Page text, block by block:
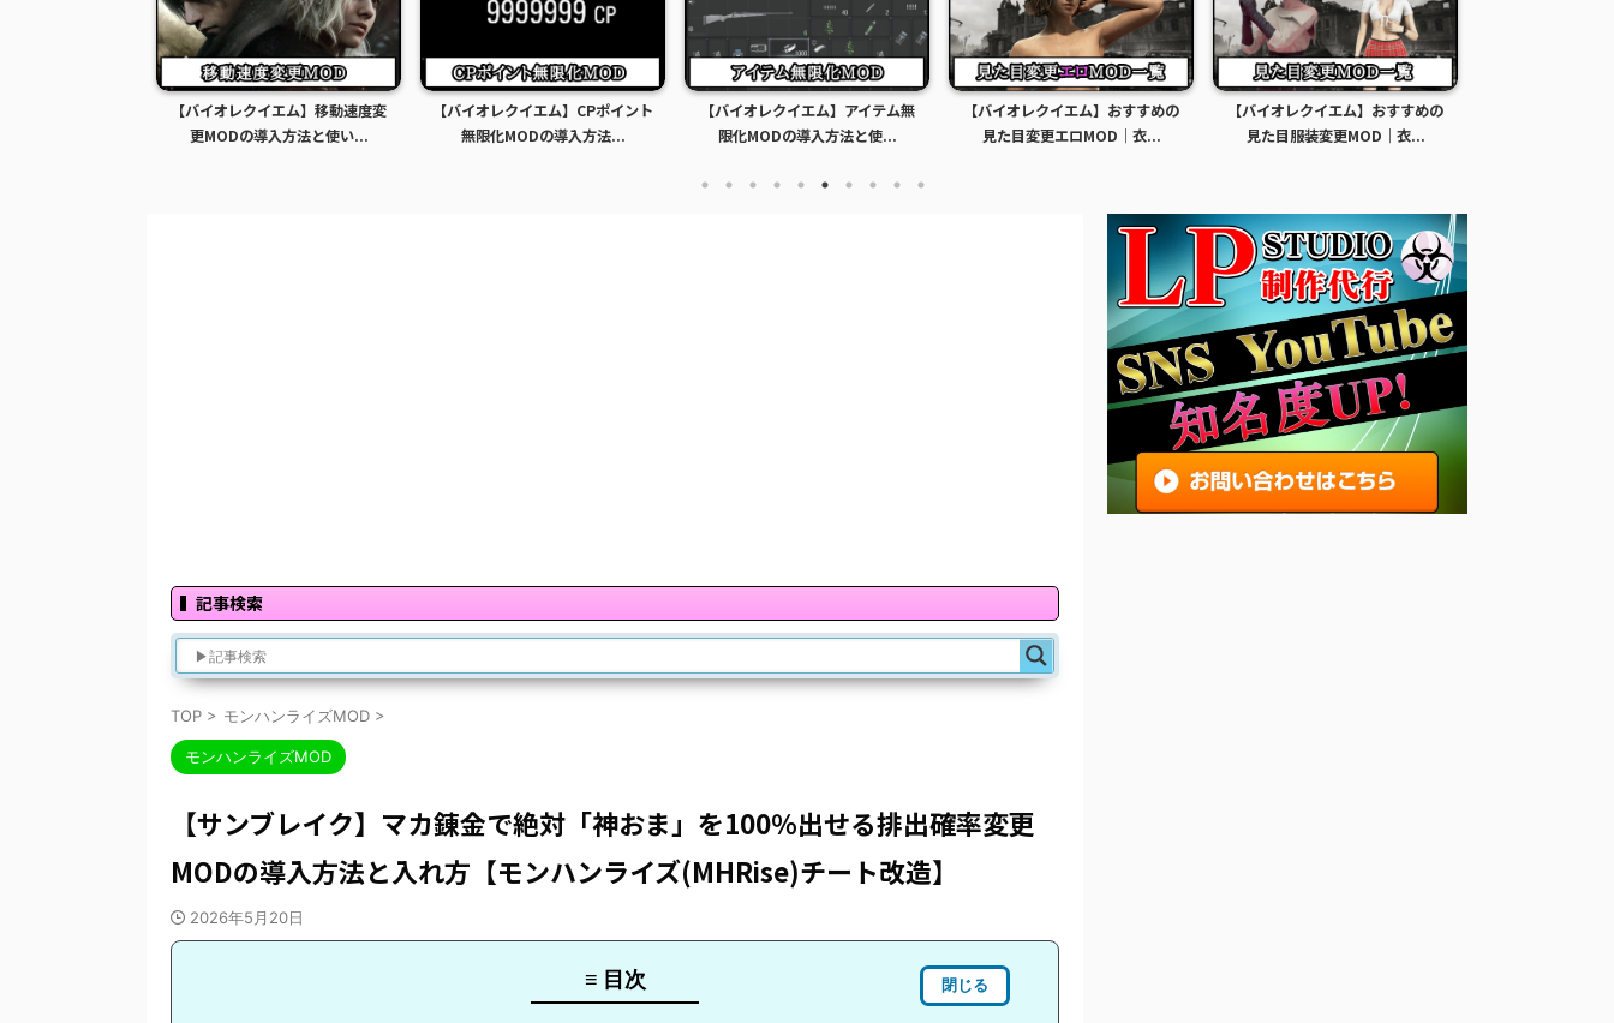
【バイオレクイエム】CPポイント
無限化MODの導入方法...
【バイオレクイエム】アイテム無
限化MODの導入方法と使...
【バイオレクイエム】おすすめの
見た目変更エロMOD｜衣...
【バイオレクイエム】おすすめの
見た目服装変更MOD｜衣...
【バイオレクイエム】グレース女
子高生の見た目MODの導...
記事検索
TOP > モンハンライズMOD >
モンハンライズMOD
【サンブレイク】マカ錬金で絶対「神おま」を100％出せる排出確率変更
MODの導入方法と入れ方【モンハンライズ(MHRise)チート改造】
2026年5月20日
≡ 目次 閉じる